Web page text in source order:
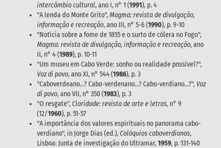
intercâmbio cultural, ano I, n° 1 (1991), p. 4
"A lenda do Monte Grito",Magma: revista de divulgação,
informação e recreação, ano III, n° 5-6 (1990), p. 9-10
"Notícia sobre a fome de 1855 e o surto de cólera no Fogo",
Magma: revista de divulgação, informação e recreação, ano
II, n° 4 (1989), p. 10-11
"Um museu em Cabo Verde: sonho ou realidade possível?",
Voz di povo, ano XI, n° 544 (1986), p. 3
"Caboverdeano...? Cabo-verdenano...? Cabo-verdiano...?", Voz
di povo, ano VII, n° 350 (1983), p. 3
"O resgate",Claridade: revista de arte e letras, n° 9
(12/1960), p. 51-57
"A importância dos valores espirituais no panorama cabo-
verdiano", in Jorge Dias (ed.),Colóquios caboverdianos,
Lisboa: Junta de investigação do Ultramar,1959, p. 131-140